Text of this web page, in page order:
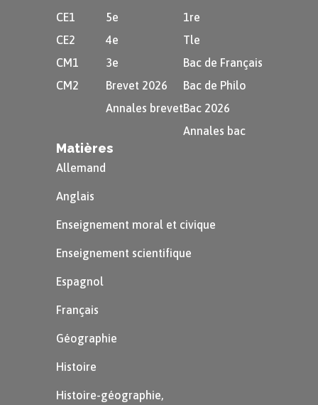
CE1
CE2
CM1
CM2
5e
4e
3e
Brevet 2026
Annales brevet
1re
Tle
Bac de Français
Bac de Philo
Bac 2026
Annales bac
Matières
Allemand
Anglais
Enseignement moral et civique
Enseignement scientifique
Espagnol
Français
Géographie
Histoire
Histoire-géographie,